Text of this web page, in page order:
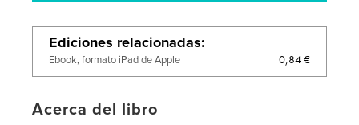
Ediciones relacionadas
Ebook, formato iPad de Apple 0,84 €
Acerca del libro